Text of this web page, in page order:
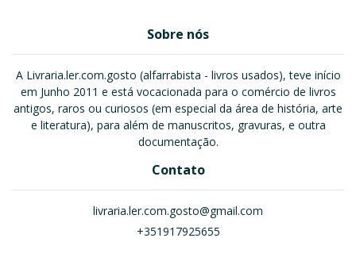
Sobre nós
A Livraria.ler.com.gosto (alfarrabista - livros usados), teve início
em Junho 2011 e está vocacionada para o comércio de livros
antigos, raros ou curiosos (em especial da área de história, arte
e literatura), para além de manuscritos, gravuras, e outra
documentação.
Contato
livraria.ler.com.gosto@gmail.com
+351917925655